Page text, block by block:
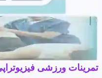
تمرینات ورزشی